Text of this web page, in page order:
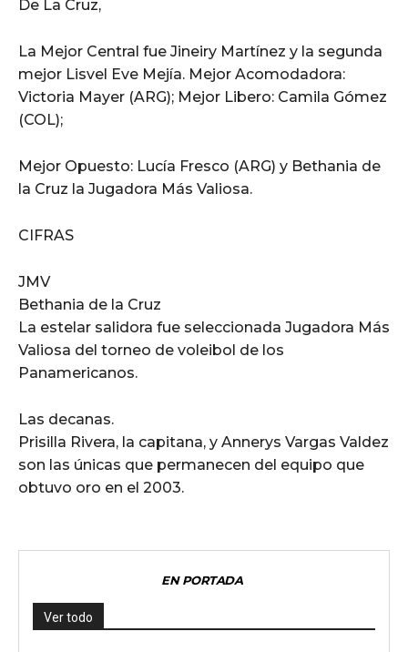
De La Cruz,
La Mejor Central fue Jineiry Martínez y la segunda
mejor Lisvel Eve Mejía. Mejor Acomodadora:
Victoria Mayer (ARG); Mejor Libero: Camila Gómez
(COL);
Mejor Opuesto: Lucía Fresco (ARG) y Bethania de
la Cruz la Jugadora Más Valiosa.
CIFRAS
JMV
Bethania de la Cruz
La estelar salidora fue seleccionada Jugadora Más
Valiosa del torneo de voleibol de los
Panamericanos.
Las decanas.
Prisilla Rivera, la capitana, y Annerys Vargas Valdez
son las únicas que permanecen del equipo que
obtuvo oro en el 2003.
EN PORTADA
Ver todo